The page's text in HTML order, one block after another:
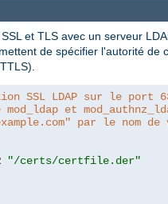
et TLS avec un serveur
de spécifier l'autorité
SSL LDAP sur le port
et
par le nom de
"/certs/certfile.der"